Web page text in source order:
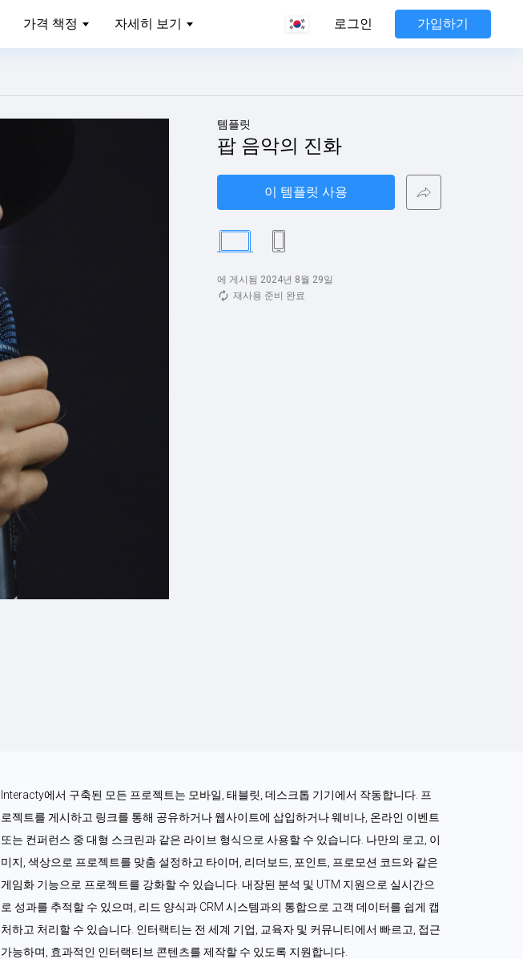
가격 책정 자세히 보기 로그인 가입하기
템플릿
팝 음악의 진화
이 템플릿 사용
에 게시됨 2024년 8월 29일
재사용 준비 완료
Interacty에서 구축된 모든 프로젝트는 모바일, 태블릿, 데스크톱 기기에서 작동합니다. 프
로젝트를 게시하고 링크를 통해 공유하거나 웹사이트에 삽입하거나 웨비나, 온라인 이벤트
또는 컨퍼런스 중 대형 스크린과 같은 라이브 형식으로 사용할 수 있습니다. 나만의 로고, 이
미지, 색상으로 프로젝트를 맞춤 설정하고 타이머, 리더보드, 포인트, 프로모션 코드와 같은
게임화 기능으로 프로젝트를 강화할 수 있습니다. 내장된 분석 및 UTM 지원으로 실시간으
로 성과를 추적할 수 있으며, 리드 양식과 CRM 시스템과의 통합으로 고객 데이터를 쉽게 캡
처하고 처리할 수 있습니다. 인터랙티는 전 세계 기업, 교육자 및 커뮤니티에서 빠르고, 접근
가능하며, 효과적인 인터랙티브 콘텐츠를 제작할 수 있도록 지원합니다.